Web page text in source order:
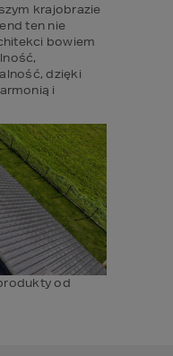
krajobrazie
ten nie
bowiem
dzięki